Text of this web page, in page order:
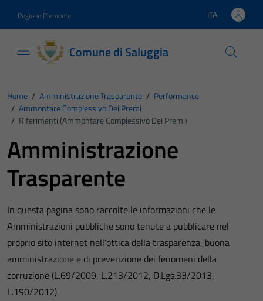
Regione Piemonte Lingua attiva:
ITA
Comune di Saluggia
Home / Amministrazione Trasparente / Performance
/ Ammontare Complessivo Dei Premi
/ Riferimenti (Ammontare Complessivo Dei Premi)
Amministrazione
Trasparente
In questa pagina sono raccolte le informazioni che le
Amministrazioni pubbliche sono tenute a pubblicare nel
proprio sito internet nell’ottica della trasparenza, buona
amministrazione e di prevenzione dei fenomeni della
corruzione (L.69/2009, L.213/2012, D.Lgs.33/2013,
L.190/2012).